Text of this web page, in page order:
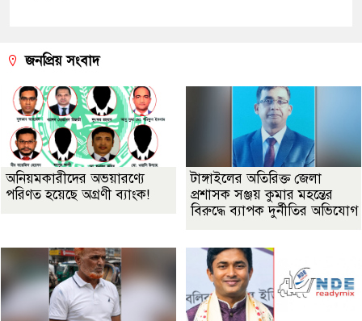
জনপ্রিয় সংবাদ
অনিয়মকারীদের অভয়ারণ্যে
পরিণত হয়েছে অগ্রণী ব্যাংক!
টাঙ্গাইলের অতিরিক্ত জেলা
প্রশাসক সঞ্জয় কুমার মহন্তের
বিরুদ্ধে ব্যাপক দুর্নীতির অভিযোগ